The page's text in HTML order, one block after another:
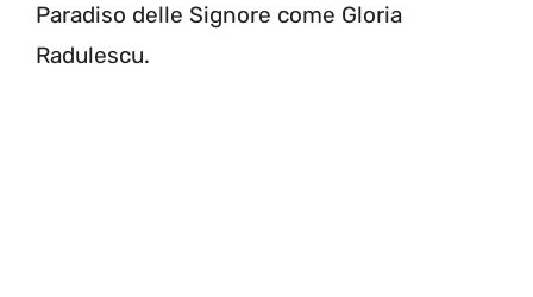
Paradiso delle Signore come Gloria
Radulescu.